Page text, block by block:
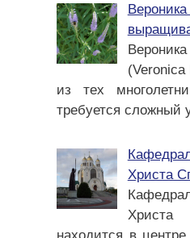
из тех
требуется сложный
Христа